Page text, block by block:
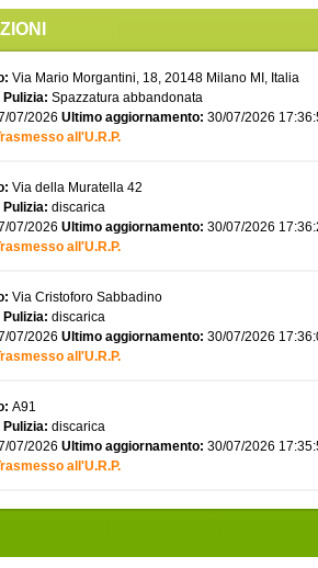
Via Mario Morgantini, 18, 20148 Milano MI, Italia
Pulizia: Spazzatura abbandonata
07/2026 Ultimo aggiornamento: 30/07/2026
all'U.R.P.
Via della Muratella 42
Pulizia: discarica
07/2026 Ultimo aggiornamento: 30/07/2026
all'U.R.P.
Via Cristoforo Sabbadino
Pulizia: discarica
07/2026 Ultimo aggiornamento: 30/07/2026
all'U.R.P.
A91
Pulizia: discarica
07/2026 Ultimo aggiornamento: 30/07/2026
all'U.R.P.